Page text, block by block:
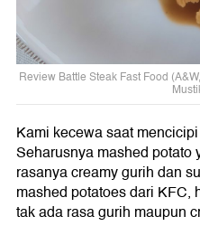
Review Battle Steak Fast Food
Kami kecewa saat
Seharusnya mashed
rasanya creamy gurih dan
mashed potatoes dari KFC,
tak ada rasa gurih maupun